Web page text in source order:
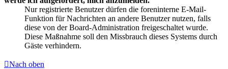
Nur registrierte Benutzer dürfen die foreninterne E-Mail-
Funktion für Nachrichten an andere Benutzer nutzen, falls
diese von der Board-Administration freigeschaltet wurde.
Diese Maßnahme soll den Missbrauch dieses Systems durch
Gäste verhindern.
Nach oben